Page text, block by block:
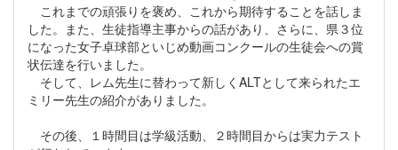
これまでの頑張りを褒め、これから期待することを話しま
した。また、生徒指導主事からの話があり、さらに、県３位
になった女子卓球部といじめ動画コンクールの生徒会への賞
状伝達を行いました。
そして、レム先生に替わって新しくALTとして来られたエ
ミリー先生の紹介がありました。
その後、１時間目は学級活動、２時間目からは実力テスト